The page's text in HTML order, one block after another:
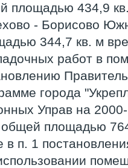
площадью 434,9
- Борисово
344,7 кв. м
работ в
города
Управ на
площадью
в п. 1